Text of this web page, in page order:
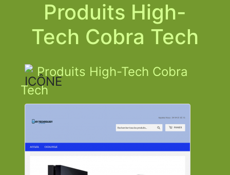
Produits High-
Tech Cobra Tech
Produits High-Tech Cobra
Tech